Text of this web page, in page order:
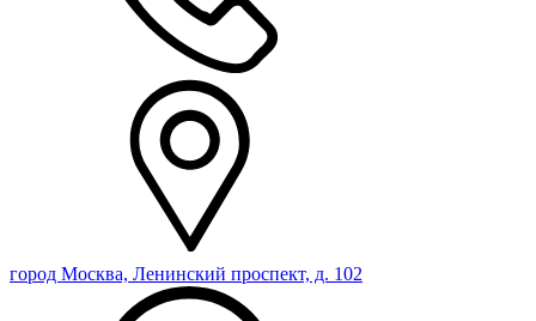
город Москва, Ленинский проспект, д. 102